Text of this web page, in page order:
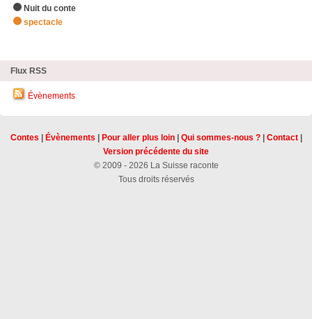
Nuit du conte
spectacle
Flux RSS
Évènements
Contes Évènements Pour aller plus loin| Qui sommes-nous ?| Contact|
Version précédente du site
© 2009 - 2026 La Suisse raconte
Tous droits réservés